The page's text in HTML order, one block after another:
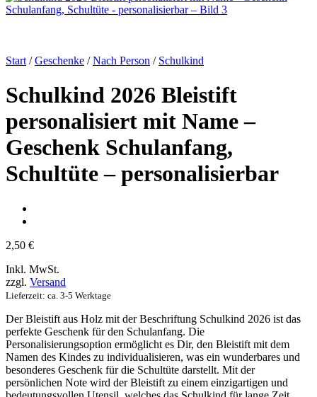
Start / Geschenke / Nach Person / Schulkind
Schulkind 2026 Bleistift
personalisiert mit Name –
Geschenk Schulanfang,
Schultüte – personalisierbar
2,50 €
Inkl. MwSt.
zzgl. Versand
Lieferzeit: ca. 3-5 Werktage
Der Bleistift aus Holz mit der Beschriftung Schulkind 2026 ist das
perfekte Geschenk für den Schulanfang. Die
Personalisierungsoption ermöglicht es Dir, den Bleistift mit dem
Namen des Kindes zu individualisieren, was ein wunderbares und
besonderes Geschenk für die Schultüte darstellt. Mit der
persönlichen Note wird der Bleistift zu einem einzigartigen und